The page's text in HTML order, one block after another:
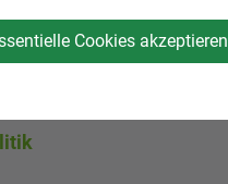
Cookies akzeptieren